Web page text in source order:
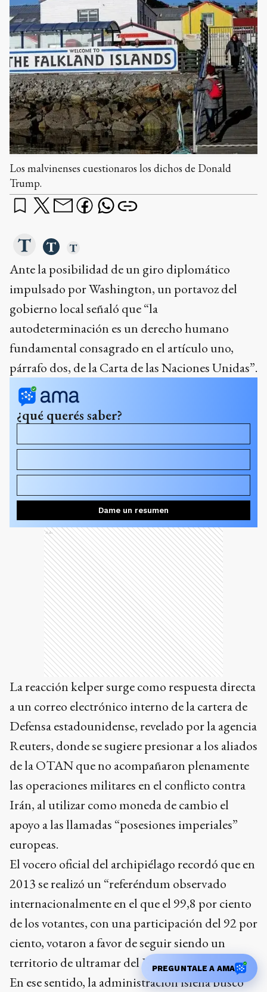
Los malvinenses cuestionaros los dichos de Donald
Trump.
Ante la posibilidad de un giro diplomático
impulsado por Washington, un portavoz del
gobierno local señaló que “la
autodeterminación es un derecho humano
fundamental consagrado en el artículo uno,
párrafo dos, de la Carta de las Naciones Unidas”.
¿qué querés saber?
islas?
Dame un resumen
Ads
La reacción kelper surge como respuesta directa
a un correo electrónico interno de la cartera de
Defensa estadounidense, revelado por la agencia
Reuters, donde se sugiere presionar a los aliados
de la OTAN que no acompañaron plenamente
las operaciones militares en el conflicto contra
Irán, al utilizar como moneda de cambio el
apoyo a las llamadas “posesiones imperiales”
europeas.
El vocero oficial del archipiélago recordó que en
2013 se realizó un “referéndum observado
internacionalmente en el que el 99,8 por ciento
de los votantes, con una participación del 92 por
ciento, votaron a favor de seguir siendo un
territorio de ultramar del Reino Unido”.
PREGUNTALE A AMA